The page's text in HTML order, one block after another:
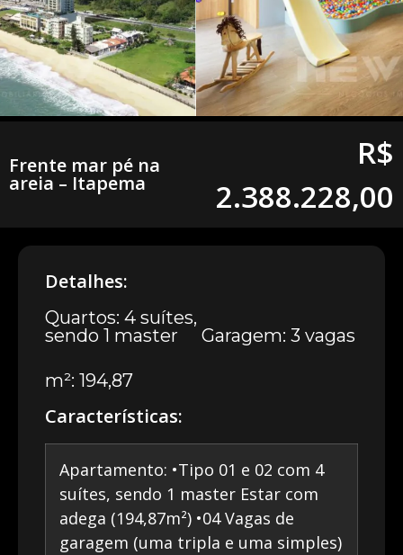
Frente mar pé na
areia – Itapema
R$
2.388.228,00
Detalhes:
Quartos: 4 suítes,
sendo 1 master
Garagem: 3 vagas
m²: 194,87
Características:
Apartamento: •Tipo 01 e 02 com 4
suítes, sendo 1 master Estar com
adega (194,87m²) •04 Vagas de
garagem (uma tripla e uma simples)